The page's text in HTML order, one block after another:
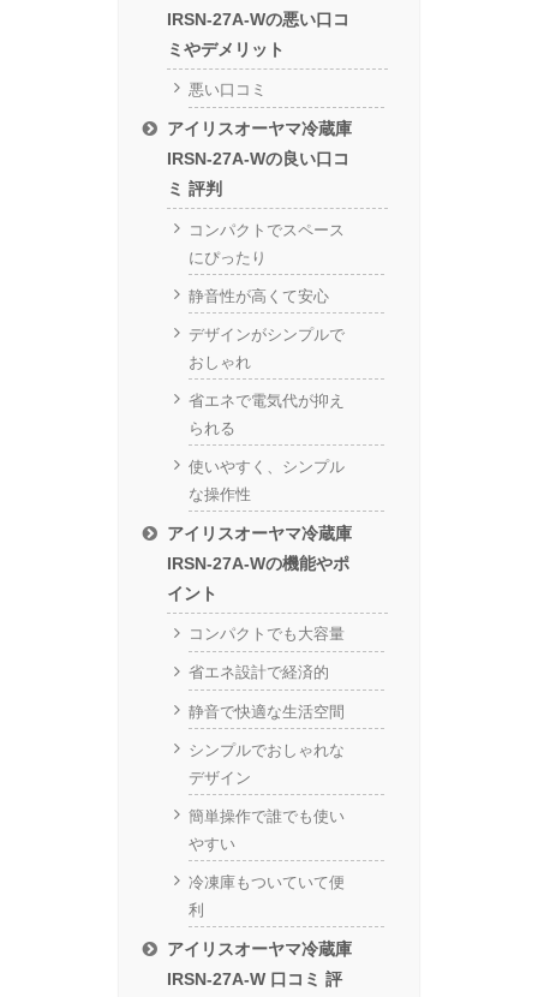
IRSN-27A-Wの悪い口コ
ミやデメリット
悪い口コミ
アイリスオーヤマ冷蔵庫
IRSN-27A-Wの良い口コ
ミ 評判
コンパクトでスペース
にぴったり
静音性が高くて安心
デザインがシンプルで
おしゃれ
省エネで電気代が抑え
られる
使いやすく、シンプル
な操作性
アイリスオーヤマ冷蔵庫
IRSN-27A-Wの機能やポ
イント
コンパクトでも大容量
省エネ設計で経済的
静音で快適な生活空間
シンプルでおしゃれな
デザイン
簡単操作で誰でも使い
やすい
冷凍庫もついていて便
利
アイリスオーヤマ冷蔵庫
IRSN-27A-W 口コミ 評